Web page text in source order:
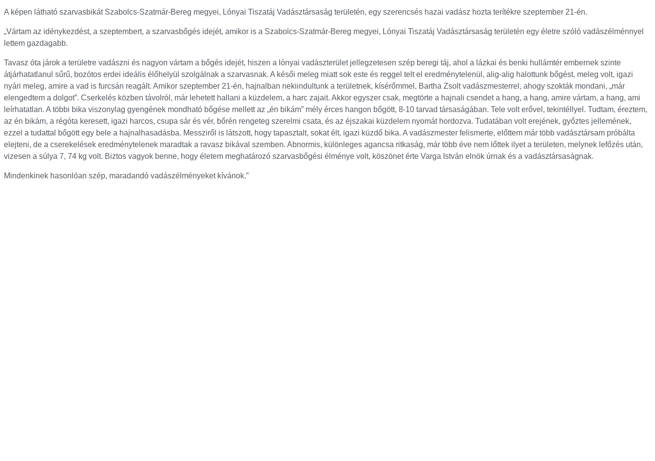
A képen látható szarvasbikát Szabolcs-Szatmár-Bereg megyei, Lónyai Tiszatáj Vadásztársaság területén, egy szerencsés hazai vadász hozta terítékre szeptember 21-én.
„Vártam az idénykezdést, a szeptembert, a szarvasbőgés idejét, amikor is a Szabolcs-Szatmár-Bereg megyei, Lónyai Tiszatáj Vadásztársaság területén egy életre szóló vadászélménnyel
lettem gazdagabb.
Tavasz óta járok a területre vadászni és nagyon vártam a bőgés idejét, hiszen a lónyai vadászterület jellegzetesen szép beregi táj, ahol a lázkai és benki hullámtér embernek szinte
átjárhatatlanul sűrű, bozótos erdei ideális élőhelyül szolgálnak a szarvasnak. A késői meleg miatt sok este és reggel telt el eredménytelenül, alig-alig halottunk bőgést, meleg volt, igazi
nyári meleg, amire a vad is furcsán reagált. Amikor szeptember 21-én, hajnalban nekiindultunk a területnek, kísérőmmel, Bartha Zsolt vadászmesterrel, ahogy szokták mondani, „már
elengedtem a dolgot”. Cserkelés közben távolról, már lehetett hallani a küzdelem, a harc zajait. Akkor egyszer csak, megtörte a hajnali csendet a hang, a hang, amire vártam, a hang, ami
leírhatatlan. A többi bika viszonylag gyengének mondható bőgése mellett az „én bikám” mély érces hangon bőgött, 8-10 tarvad társaságában. Tele volt erővel, tekintéllyel. Tudtam, éreztem,
az én bikám, a régóta keresett, igazi harcos, csupa sár és vér, bőrén rengeteg szerelmi csata, és az éjszakai küzdelem nyomát hordozva. Tudatában volt erejének, győztes jellemének,
ezzel a tudattal bőgött egy bele a hajnalhasadásba. Messziről is látszott, hogy tapasztalt, sokat élt, igazi küzdő bika. A vadászmester felismerte, előttem már több vadásztársam próbálta
elejteni, de a cserekelések eredménytelenek maradtak a ravasz bikával szemben. Abnormis, különleges agancsa ritkaság, már több éve nem lőttek ilyet a területen, melynek lefőzés után,
vizesen a súlya 7, 74 kg volt. Biztos vagyok benne, hogy életem meghatározó szarvasbőgési élménye volt, köszönet érte Varga István elnök úrnak és a vadásztársaságnak.
Mindenkinek hasonlóan szép, maradandó vadászélményeket kívánok.”